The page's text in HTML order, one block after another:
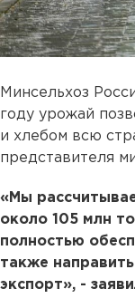
Минсельхоз
году урожай
и хлебом всю
представителя
«Мы
около 105 млн
полностью
также
экспорт», -